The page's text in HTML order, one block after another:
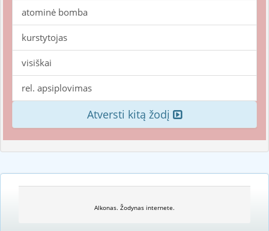
atominė bomba
kurstytojas
visiškai
rel. apsiplovimas
Atversti kitą žodį
Alkonas. Žodynas internete.